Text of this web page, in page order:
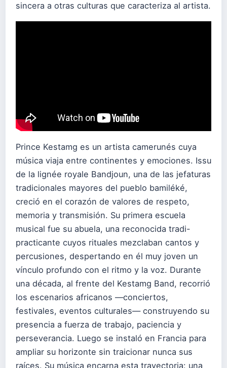
sincera a otras culturas que caracteriza al artista.
Prince Kestamg es un artista camerunés cuya
música viaja entre continentes y emociones. Issu
de la lignée royale Bandjoun, una de las jefaturas
tradicionales mayores del pueblo bamiléké,
creció en el corazón de valores de respeto,
memoria y transmisión. Su primera escuela
musical fue su abuela, una reconocida tradi-
practicante cuyos rituales mezclaban cantos y
percusiones, despertando en él muy joven un
vínculo profundo con el ritmo y la voz. Durante
una década, al frente del Kestamg Band, recorrió
los escenarios africanos —conciertos,
festivales, eventos culturales— construyendo su
presencia a fuerza de trabajo, paciencia y
perseverancia. Luego se instaló en Francia para
ampliar su horizonte sin traicionar nunca sus
raíces. Su música encarna esta trayectoria: una